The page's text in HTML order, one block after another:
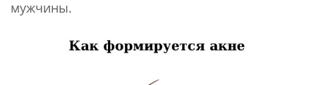
мужчины.